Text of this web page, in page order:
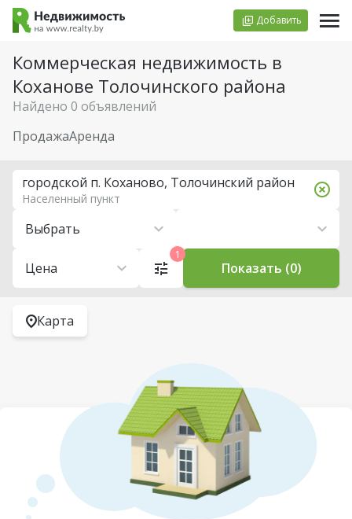
Добавить
Коммерческая недвижимость в
Коханове Толочинского района
Найдено 0 объявлений
ПродажаАренда
Выбрать
Цена
городской п. Коханово, Толочинский район
Населенный пункт
1
Показать (0)
Карта